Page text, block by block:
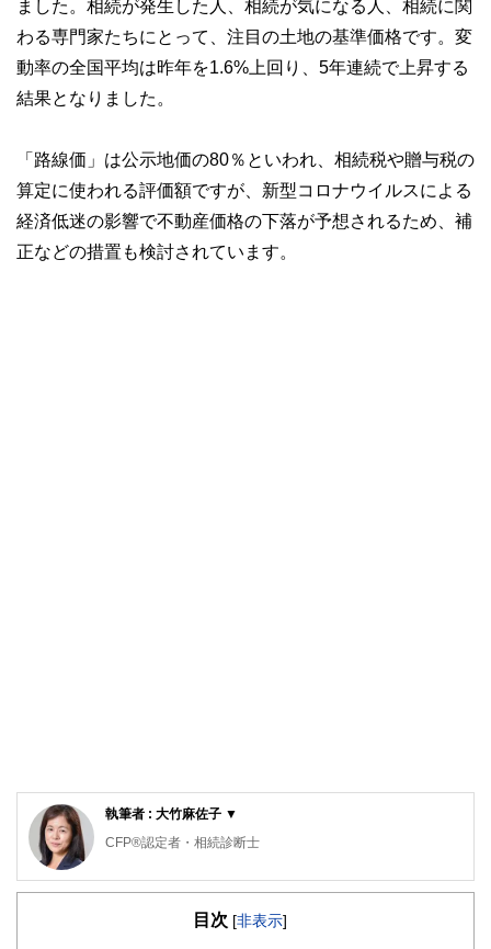
ました。相続が発生した人、相続が気になる人、相続に関
わる専門家たちにとって、注目の土地の基準価格です。変
動率の全国平均は昨年を1.6%上回り、5年連続で上昇する
結果となりました。
「路線価」は公示地価の80％といわれ、相続税や贈与税の
算定に使われる評価額ですが、新型コロナウイルスによる
経済低迷の影響で不動産価格の下落が予想されるため、補
正などの措置も検討されています。
執筆者 : 大竹麻佐子 ▼
CFP®認定者・相続診断士
証券会社、銀行、保険会社など金融機関での業務を経て現在
目次 [非表示]